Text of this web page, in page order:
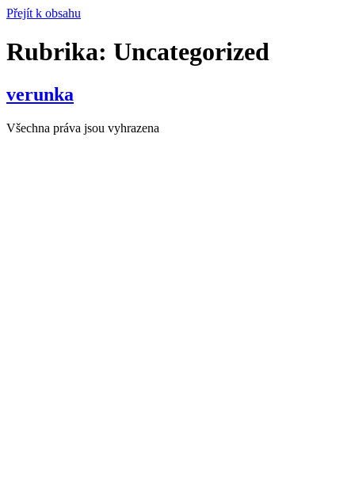
Přejít k obsahu
Rubrika: Uncategorized
verunka
Všechna práva jsou vyhrazena